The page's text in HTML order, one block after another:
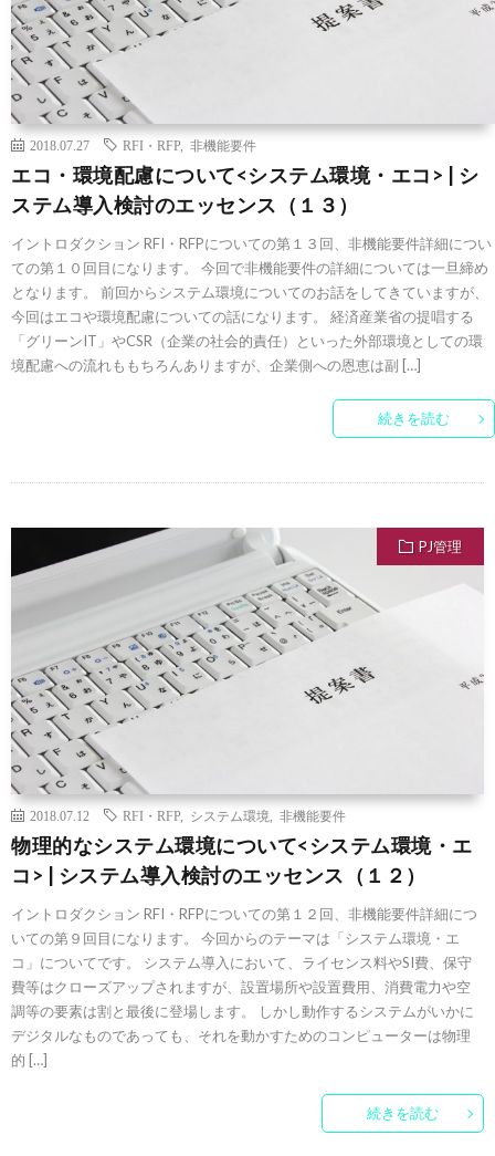
2018.07.27 RFI・RFP 非機能要件
エコ・環境配慮について<システム環境・エコ> | シ
ステム導入検討のエッセンス（１３）
イントロダクション RFI・RFPについての第１３回、非機能要件詳細につい
ての第１０回目になります。 今回で非機能要件の詳細については一旦締め
となります。 前回からシステム環境についてのお話をしてきていますが、
今回はエコや環境配慮についての話になります。 経済産業省の提唱する
「グリーンIT」やCSR（企業の社会的責任）といった外部環境としての環
境配慮への流れももちろんありますが、企業側への恩恵は副 […]
続きを読む
PJ管理
2018.07.12 RFI・RFP システム環境 非機能要件
物理的なシステム環境について<システム環境・エ
コ> | システム導入検討のエッセンス（１２）
イントロダクション RFI・RFPについての第１２回、非機能要件詳細につ
いての第９回目になります。 今回からのテーマは「システム環境・エ
コ」についてです。 システム導入において、ライセンス料やSI費、保守
費等はクローズアップされますが、設置場所や設置費用、消費電力や空
調等の要素は割と最後に登場します。 しかし動作するシステムがいかに
デジタルなものであっても、それを動かすためのコンピューターは物理
的 […]
続きを読む